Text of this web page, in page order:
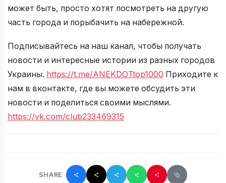
может быть, просто хотят посмотреть на другую
часть города и порыбачить на набережной.
Подписывайтесь на наш канал, чтобы получать
новости и интересные истории из разных городов
Украины. https://t.me/ANEKDOTtop1000 Приходите к
нам в вконтакте, где вы можете обсудить эти
новости и поделиться своими мыслями.
https://vk.com/club233469315
SHARE